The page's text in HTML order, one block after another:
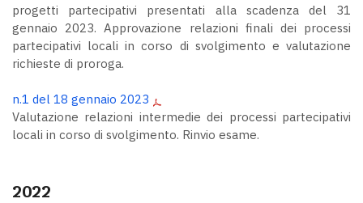
progetti partecipativi presentati alla scadenza del 31
gennaio 2023. Approvazione relazioni finali dei processi
partecipativi locali in corso di svolgimento e valutazione
richieste di proroga.
n.1 del 18 gennaio 2023
Valutazione relazioni intermedie dei processi partecipativi
locali in corso di svolgimento. Rinvio esame.
2022